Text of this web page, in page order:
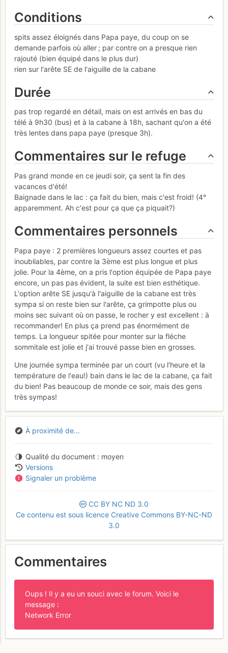
Conditions
spits assez éloignés dans Papa paye, du coup on se
demande parfois où aller ; par contre on a presque rien
rajouté (bien équipé dans le plus dur)
rien sur l'arête SE de l'aiguille de la cabane
Durée
pas trop regardé en détail, mais on est arrivés en bas du
télé à 9h30 (bus) et à la cabane à 18h, sachant qu'on a été
très lentes dans papa paye (presque 3h).
Commentaires sur le refuge
Pas grand monde en ce jeudi soir, ça sent la fin des
vacances d'été!
Baignade dans le lac : ça fait du bien, mais c'est froid! (4°
apparemment. Ah c'est pour ça que ça piquait?)
Commentaires personnels
Papa paye : 2 premières longueurs assez courtes et pas
inoubliables, par contre la 3ème est plus longue et plus
jolie. Pour la 4ème, on a pris l'option équipée de Papa paye
encore, un pas pas évident, la suite est bien esthétique.
L'option arête SE jusqu'à l'aiguille de la cabane est très
sympa si on reste bien sur l'arête, ça grimpotte plus ou
moins sec suivant où on passe, le rocher y est excellent : à
recommander! En plus ça prend pas énormément de
temps. La longueur spitée pour monter sur la fléche
sommitale est jolie et j'ai trouvé passe bien en grosses.
Une journée sympa terminée par un court (vu l'heure et la
température de l'eau!) bain dans le lac de la cabane, ça fait
du bien! Pas beaucoup de monde ce soir, mais des gens
très sympas!
À proximité de...
Qualité du document
moyen
Versions
Signaler un problème
CC BY NC ND 3.0
Ce contenu est sous licence Creative Commons BY-NC-ND
3.0
Commentaires
Oups ! Il y a eu un souci avec le forum. Voici le
message :
Network Error